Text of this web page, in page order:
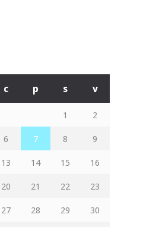
c p s v
1
2
6 7 8
9
13 14 15
16
20 21 22
23
27 28 29
30